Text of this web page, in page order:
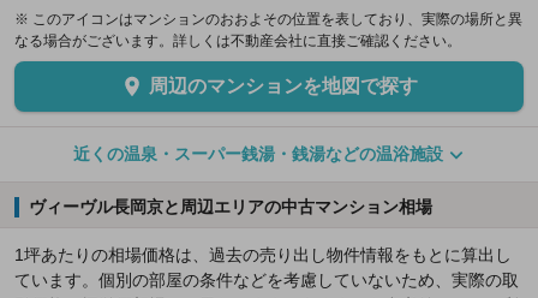
※ このアイコンはマンションのおおよその位置を表しており、実際の場所と異
なる場合がございます。詳しくは不動産会社に直接ご確認ください。
周辺のマンションを地図で探す
近くの温泉・スーパー銭湯・銭湯などの温浴施設
ヴィーヴル長岡京と周辺エリアの中古マンション相場
1坪あたりの相場価格は、過去の売り出し物件情報をもとに算出し
ています。個別の部屋の条件などを考慮していないため、実際の取